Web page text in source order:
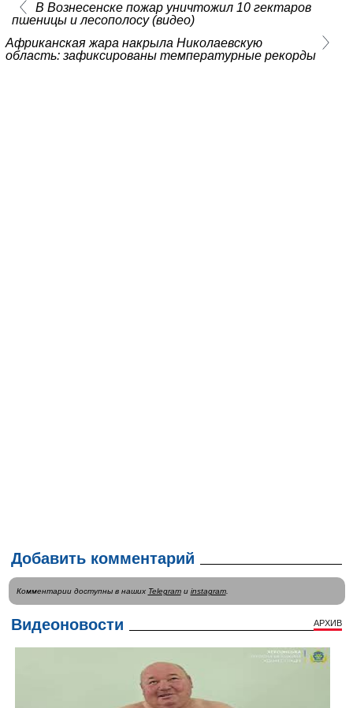
В Вознесенске пожар уничтожил 10 гектаров
пшеницы и лесополосу (видео)
Африканская жара накрыла Николаевскую
область: зафиксированы температурные рекорды
Добавить комментарий
Комментарии доступны в наших Telegramи instagram.
Видеоновости АРХИВ